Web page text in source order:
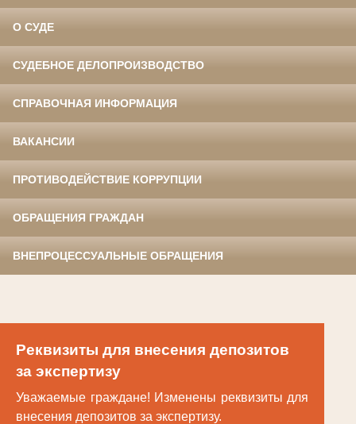
О СУДЕ
СУДЕБНОЕ ДЕЛОПРОИЗВОДСТВО
СПРАВОЧНАЯ ИНФОРМАЦИЯ
ВАКАНСИИ
ПРОТИВОДЕЙСТВИЕ КОРРУПЦИИ
ОБРАЩЕНИЯ ГРАЖДАН
ВНЕПРОЦЕССУАЛЬНЫЕ ОБРАЩЕНИЯ
Реквизиты для внесения депозитов
за экспертизу
Уважаемые граждане! Изменены реквизиты для
внесения депозитов за экспертизу.